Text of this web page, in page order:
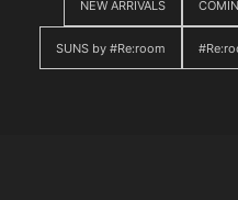
NEW ARRIVALS
SUNS by #Re:room